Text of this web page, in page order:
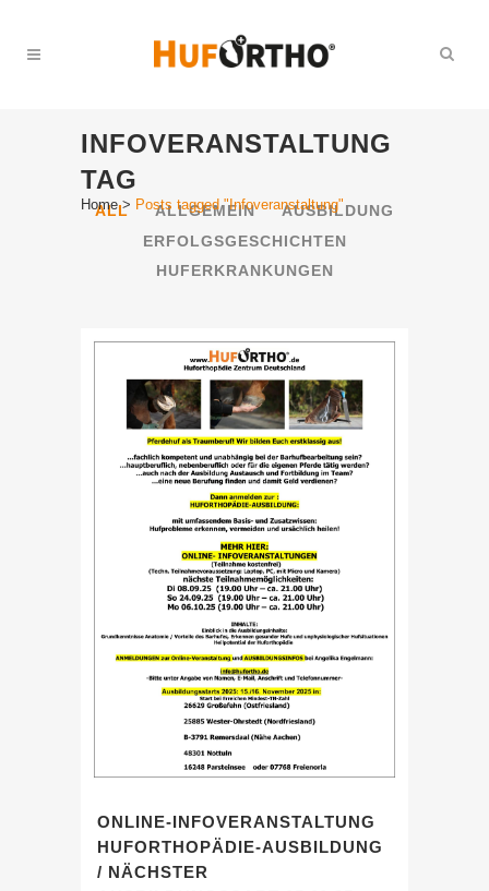
INFOVERANSTALTUNG
TAG
Home> Posts tagged "Infoveranstaltung"
ALL ALLGEMEIN
AUSBILDUNG
ERFOLGSGESCHICHTEN
HUFERKRANKUNGEN
ONLINE-INFOVERANSTALTUNG
HUFORTHOPÄDIE-AUSBILDUNG
/ NÄCHSTER